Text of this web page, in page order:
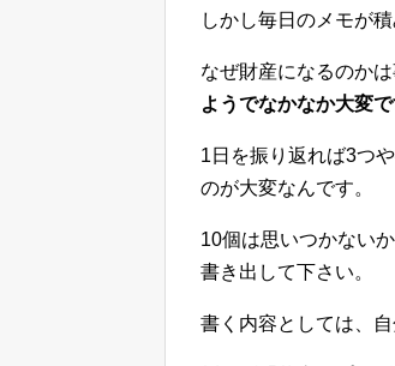
しかし毎日のメモが
なぜ財産になるのか
ようでなかなか大変
1日を振り返れば3つ
のが大変なんです。
10個は思いつかない
書き出して下さい。
書く内容としては、